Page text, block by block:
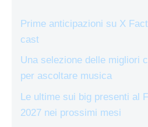
Prime anticipazioni su X
cast
Una selezione delle migliori
per ascoltare musica
Le ultime sui big presenti al
2027 nei prossimi mesi